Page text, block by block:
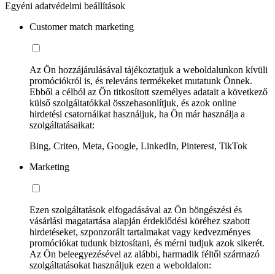
Egyéni adatvédelmi beállítások
Customer match marketing
Az Ön hozzájárulásával tájékoztatjuk a weboldalunkon kívüli
promóciókról is, és releváns termékeket mutatunk Önnek.
Ebből a célból az Ön titkosított személyes adatait a következő
külső szolgáltatókkal összehasonlítjuk, és azok online
hirdetési csatornáikat használjuk, ha Ön már használja a
szolgáltatásaikat:
Bing, Criteo, Meta, Google, LinkedIn, Pinterest, TikTok
Marketing
Ezen szolgáltatások elfogadásával az Ön böngészési és
vásárlási magatartása alapján érdeklődési köréhez szabott
hirdetéseket, szponzorált tartalmakat vagy kedvezményes
promóciókat tudunk biztosítani, és mérni tudjuk azok sikerét.
Az Ön beleegyezésével az alábbi, harmadik féltől származó
szolgáltatásokat használjuk ezen a weboldalon: